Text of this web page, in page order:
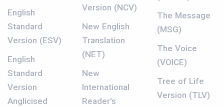
English
Standard
Version (ESV)
English
Standard
Version
Anglicised
Version (NCV)
New English
Translation
(NET)
New
International
Reader's
The Message
(MSG)
The Voice
(VOICE)
Tree of Life
Version (TLV)